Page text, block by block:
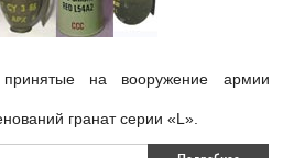
на вооружение армии
гранат серии «L».